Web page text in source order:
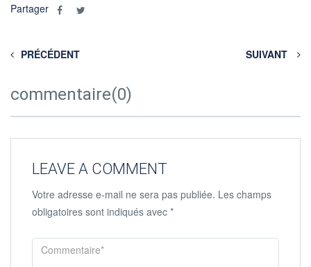
Partager
PRÉCÉDENT SUIVANT
commentaire(0)
LEAVE A COMMENT
Votre adresse e-mail ne sera pas publiée. Les champs
obligatoires sont indiqués avec *